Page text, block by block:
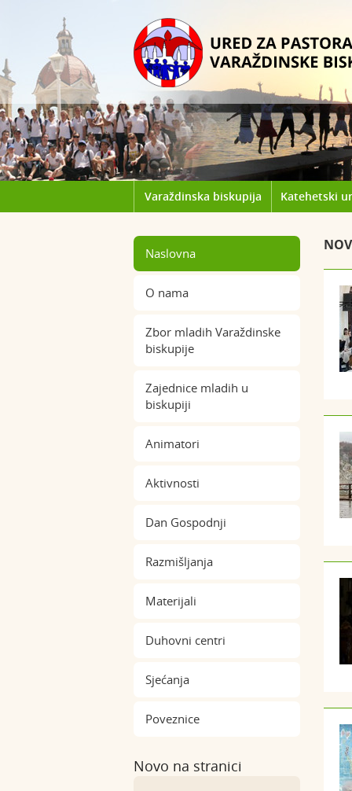
Varaždinska biskupija Katehetski
Naslovna
O nama
Zbor mladih Varaždinske
biskupije
Zajednice mladih u
biskupiji
Animatori
Aktivnosti
Dan Gospodnji
Razmišljanja
Materijali
Duhovni centri
Sjećanja
Poveznice
Novo na stranici